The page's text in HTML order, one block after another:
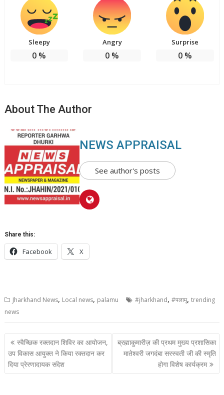
Sleepy
0 %
Angry
0 %
Surprise
0%
About The Author
NEWS APPRAISAL
See author's posts
Share this:
Facebook X
Jharkhand News, Local news, palamu #jharkhand,#पलामू,trending
news
Post
navigation
स्वैच्छिक रक्तदान शिविर का आयोजन,
उप विकास आयुक्त ने किया रक्तदान कर
दिया प्रेरणादायक संदेश
ब्रह्माकुमारीज़ की प्रथम मुख्य प्रशासिका
मातेश्वरी जगदंबा सरस्वती जी की स्मृति
होगा विशेष कार्यक्रम